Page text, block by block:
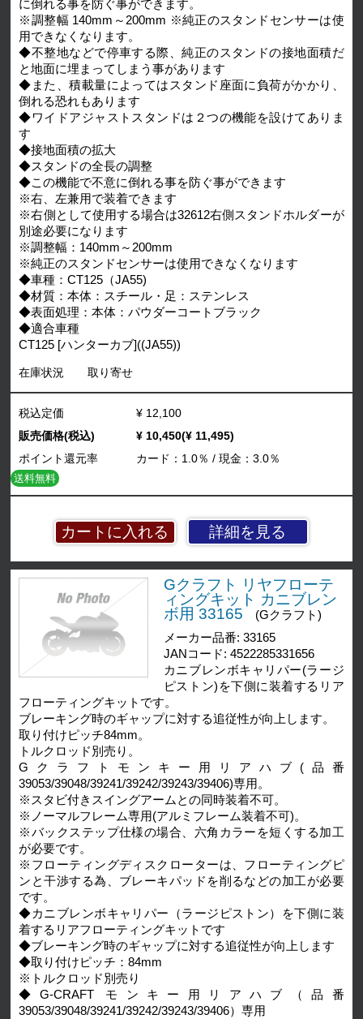
に倒れる事を防ぐ事ができます。
※調整幅 140mm～200mm ※純正のスタンドセンサーは使
用できなくなります。
◆不整地などで停車する際、純正のスタンドの接地面積だ
と地面に埋まってしまう事があります
◆また、積載量によってはスタンド座面に負荷がかかり、
倒れる恐れもあります
◆ワイドアジャストスタンドは２つの機能を設けてありま
す
◆接地面積の拡大
◆スタンドの全長の調整
◆この機能で不意に倒れる事を防ぐ事ができます
※右、左兼用で装着できます
※右側として使用する場合は32612右側スタンドホルダーが
別途必要になります
※調整幅：140mm～200mm
※純正のスタンドセンサーは使用できなくなります
◆車種：CT125（JA55)
◆材質：本体：スチール・足：ステンレス
◆表面処理：本体：パウダーコートブラック
◆適合車種
CT125 [ハンターカブ]((JA55))
在庫状況 取り寄せ
詳細を見る
税込定価
¥ 12,100
販売価格(税込)
¥ 10,450(¥ 11,495)
ポイント還元率
カード：1.0％ / 現金：3.0％
送料無料
Gクラフト リヤフローテ
ィングキット カニブレン
ボ用 33165
(Gクラフト)
メーカー品番: 33165
JANコード: 4522285331656
カニブレンボキャリパー(ラージ
ピストン)を下側に装着するリア
フローティングキットです。
ブレーキング時のギャップに対する追従性が向上します。
取り付けピッチ84mm。
トルクロッド別売り。
Gクラフトモンキー用リアハブ(品番
39053/39048/39241/39242/39243/39406)専用。
※スタビ付きスイングアームとの同時装着不可。
※ノーマルフレーム専用(アルミフレーム装着不可)。
※バックステップ仕様の場合、六角カラーを短くする加工
が必要です。
※フローティングディスクローターは、フローティングピ
ンと干渉する為、ブレーキパッドを削るなどの加工が必要
です。
◆カニブレンボキャリパー（ラージピストン）を下側に装
着するリアフローティングキットです
◆ブレーキング時のギャップに対する追従性が向上します
◆取り付けピッチ：84mm
※トルクロッド別売り
◆G-CRAFT モンキー用リアハブ（品番
39053/39048/39241/39242/39243/39406）専用